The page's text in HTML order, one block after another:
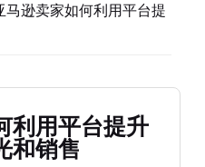
马逊卖家如何利用平台提
利用平台提升
和销售